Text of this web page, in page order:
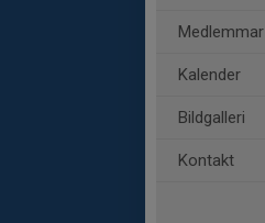
Medlemmar
Kalender
Bildgalleri
Kontakt